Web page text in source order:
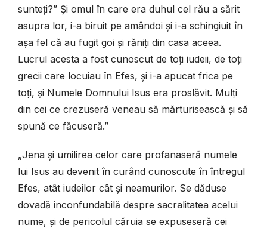
sunteți?” Și omul în care era duhul cel rău a sărit
asupra lor, i-a biruit pe amândoi și i-a schingiuit în
așa fel că au fugit goi și răniți din casa aceea.
Lucrul acesta a fost cunoscut de toți iudeii, de toți
grecii care locuiau în Efes, și i-a apucat frica pe
toți, și Numele Domnului Isus era proslăvit. Mulți
din cei ce crezuseră veneau să mărturisească și să
spună ce făcuseră.”
„Jena și umilirea celor care profanaseră numele
lui Isus au devenit în curând cunoscute în întregul
Efes, atât iudeilor cât și neamurilor. Se dăduse
dovadă inconfundabilă despre sacralitatea acelui
nume, și de pericolul căruia se expuseseră cei